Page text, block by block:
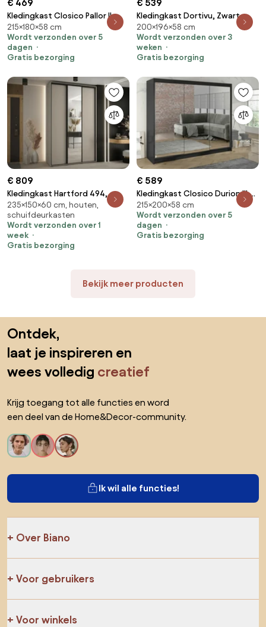
€ 469
Kledingkast Closico Pallor II,
Wit, 215x180x58cm, 147 kg,
Kledingkast deuren: Schuivend,
Aantal planken: 5, Aantal
215×180×58 cm
Wordt verzonden over 5
dagen
Gratis bezorging
€ 539
Kledingkast Dortivu, Zwart,
Kasjmier, 200x196x58cm, 174
kg, Kledingkast deuren: Met
scharnieren
200×196×58 cm
Wordt verzonden over 3
weken
Gratis bezorging
€ 809
Kledingkast Hartford 494,
Zwart, Kasjmier, 235x150x60cm,
141.9 kg, Kledingkast deuren:
Schuivend
235×150×60 cm, houten,
schuifdeurkasten
Wordt verzonden over 1
week
Gratis bezorging
€ 589
Kledingkast Closico Durion III,
Zwart, 215x200x58cm, 191 kg,
Kledingkast deuren: Schuivend,
Aantal planken: 9, Aantal
planken: 9
215×200×58 cm
Wordt verzonden over 5
dagen
Gratis bezorging
Bekijk meer producten
Ontdek,
laat je inspireren en
wees volledig creatief
Krijg toegang tot alle functies en word
een deel van de Home&Decor-community.
Ik wil alle functies!
Over Biano
Voor gebruikers
Voor winkels